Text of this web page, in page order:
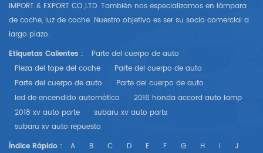
IMPORT & EXPORT CO.,LTD. También nos especializamos en lámpara
de coche, luz de coche. Nuestro objetivo es ser su socio comercial a
largo plazo.
Etiquetas Calientes :
Parte del cuerpo de auto
Pieza del tope del coche
Parte del cuerpo de auto
Parte del cuerpo de auto
Parte del cuerpo de auto
led de encendido automático
2016 honda accord auto lamp
2018 xv auto parte
subaru xv auto parts
subaru xv auto repuesto
Índice Rápido :
A B C D E F G H I J